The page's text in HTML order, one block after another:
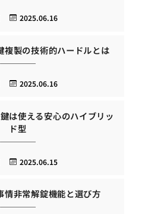
2025.06.16
複製の技術的ハードルとは
2025.06.16
は使える安心のハイブリッ
ド型
2025.06.15
情非常解錠機能と選び方